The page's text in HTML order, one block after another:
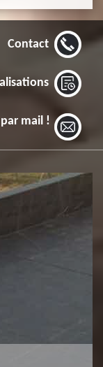
Contact
mail !